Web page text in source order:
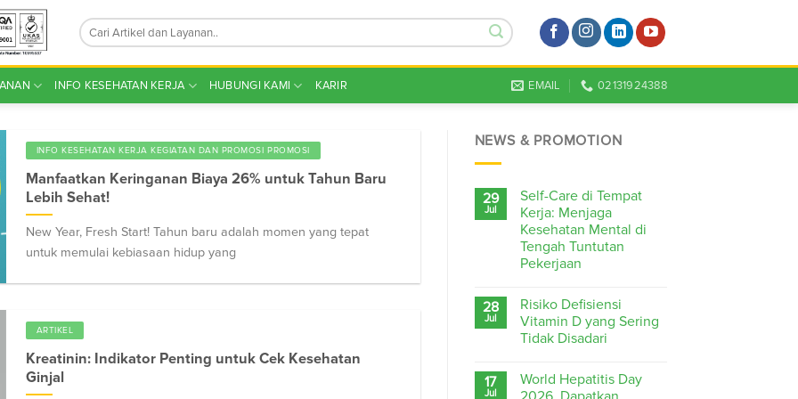
INFO KESEHATAN KERJA HUBUNGI KAMI KARIR EMAIL 02131924388
INFO KESEHATAN KERJA KEGIATAN DAN PROMOSI PROMOSI
Manfaatkan Keringanan Biaya 26% untuk Tahun Baru
Lebih Sehat!
New Year, Fresh Start! Tahun baru adalah momen yang tepat
untuk memulai kebiasaan hidup yang
ARTIKEL
Kreatinin: Indikator Penting untuk Cek Kesehatan
Ginjal
NEWS & PROMOTION
29
Jul
Self-Care di Tempat
Kerja: Menjaga
Kesehatan Mental di
Tengah Tuntutan
Pekerjaan
28
Jul
Risiko Defisiensi
Vitamin D yang Sering
Tidak Disadari
17
Jul
World Hepatitis Day